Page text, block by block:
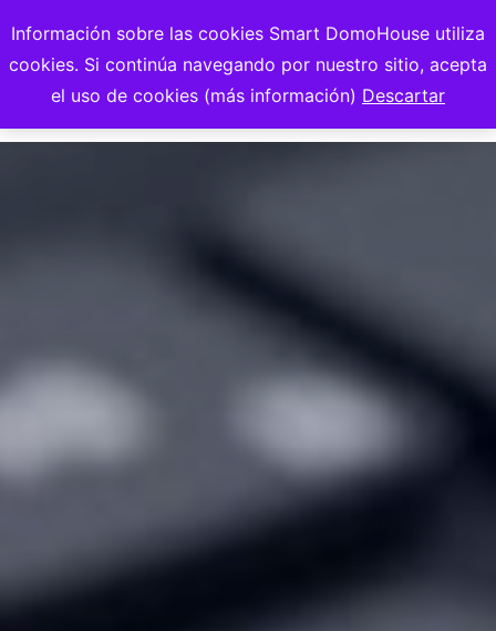
Información sobre las cookies Smart DomoHouse utiliza
cookies. Si continúa navegando por nuestro sitio, acepta
el uso de cookies (más información) Descartar